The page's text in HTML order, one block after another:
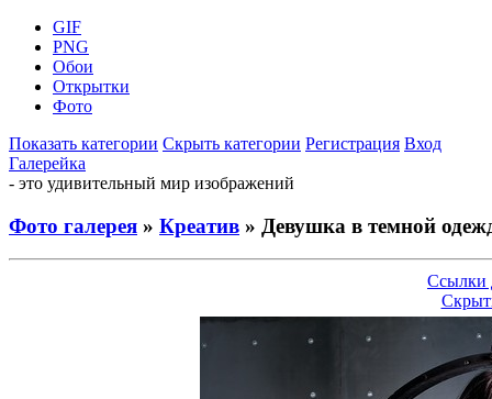
GIF
PNG
Обои
Открытки
Фото
Показать категории Скрыть категории Регистрация Вход
Галерейка
- это удивительный мир изображений
Фото галерея » Креатив » Девушка в темной
Ссылки